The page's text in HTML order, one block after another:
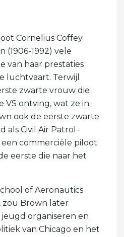
Cornelius Coffey
(1906-1992) vele
van haar prestaties
luchtvaart. Terwijl
zwarte vrouw die
VS ontving, wat ze in
ook de eerste zwarte
als Civil Air Patrol-
commerciële piloot
eerste die naar het
of Aeronautics
zou Brown later
organiseren en
van Chicago en het